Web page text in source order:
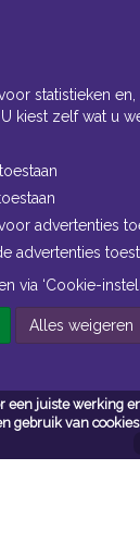
een juiste werking
gebruik van
uur
Magazijn
uur
statistieken en,
kiest zelf wat u
advertenties
advertenties
via ‘Cookie-
Alles weigeren